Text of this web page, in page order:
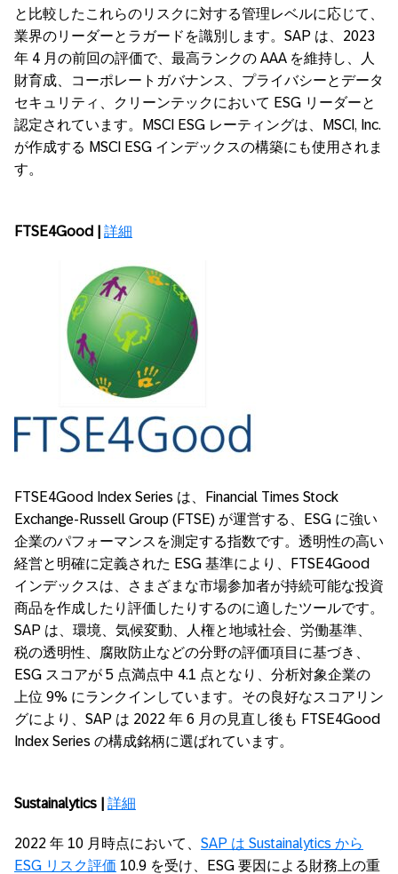
と比較したこれらのリスクに対する管理レベルに応じて、
業界のリーダーとラガードを識別します。SAP は、2023
年 4 月の前回の評価で、最高ランクの AAA を維持し、人
財育成、コーポレートガバナンス、プライバシーとデータ
セキュリティ、クリーンテックにおいて ESG リーダーと
認定されています。MSCI ESG レーティングは、MSCI, Inc.
が作成する MSCI ESG インデックスの構築にも使用されま
す。
FTSE4Good | 詳細
FTSE4Good Index Series は、Financial Times Stock
Exchange-Russell Group (FTSE) が運営する、ESG に強い
企業のパフォーマンスを測定する指数です。透明性の高い
経営と明確に定義された ESG 基準により、FTSE4Good
インデックスは、さまざまな市場参加者が持続可能な投資
商品を作成したり評価したりするのに適したツールです。
SAP は、環境、気候変動、人権と地域社会、労働基準、
税の透明性、腐敗防止などの分野の評価項目に基づき、
ESG スコアが 5 点満点中 4.1 点となり、分析対象企業の
上位 9% にランクインしています。その良好なスコアリン
グにより、SAP は 2022 年 6 月の見直し後も FTSE4Good
Index Series の構成銘柄に選ばれています。
Sustainalytics | 詳細
2022 年 10 月時点において、 SAP は Sustainalytics から
ESG リスク評価 10.9 を受け、ESG 要因による財務上の重